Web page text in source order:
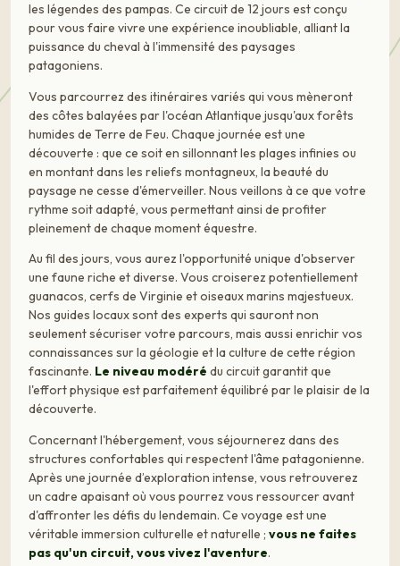
les légendes des pampas. Ce circuit de 12 jours est conçu
pour vous faire vivre une expérience inoubliable, alliant la
puissance du cheval à l'immensité des paysages
patagoniens.
Vous parcourrez des itinéraires variés qui vous mèneront
des côtes balayées par l'océan Atlantique jusqu'aux forêts
humides de Terre de Feu. Chaque journée est une
découverte : que ce soit en sillonnant les plages infinies ou
en montant dans les reliefs montagneux, la beauté du
paysage ne cesse d'émerveiller. Nous veillons à ce que votre
rythme soit adapté, vous permettant ainsi de profiter
pleinement de chaque moment équestre.
Au fil des jours, vous aurez l'opportunité unique d'observer
une faune riche et diverse. Vous croiserez potentiellement
guanacos, cerfs de Virginie et oiseaux marins majestueux.
Nos guides locaux sont des experts qui sauront non
seulement sécuriser votre parcours, mais aussi enrichir vos
connaissances sur la géologie et la culture de cette région
fascinante. Le niveau modéré du circuit garantit que
l'effort physique est parfaitement équilibré par le plaisir de la
découverte.
Concernant l'hébergement, vous séjournerez dans des
structures confortables qui respectent l'âme patagonienne.
Après une journée d’exploration intense, vous retrouverez
un cadre apaisant où vous pourrez vous ressourcer avant
d'affronter les défis du lendemain. Ce voyage est une
véritable immersion culturelle et naturelle ; vous ne faites
pas qu'un circuit, vous vivez l'aventure.